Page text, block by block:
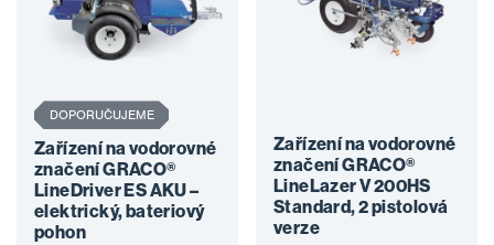
DOPORUČUJEME
Zařízení na vodorovné
značení GRACO®
LineDriver ES AKU –
elektrický, bateriový
pohon
Zařízení na vodorovné
značení GRACO®
LineLazer V 200HS
Standard, 2 pistolová
verze